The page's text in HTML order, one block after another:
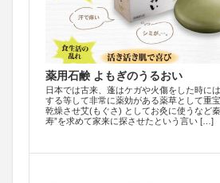
薬用石鹸 よもぎのうるおい
日本では古来、蓬はケガや火傷をした時に
する等して非常に薬効がある薬草として重
乾燥させ艾(もぐさ) としてお灸に使うなど
寿”を求めて家来に探させたという言い […]